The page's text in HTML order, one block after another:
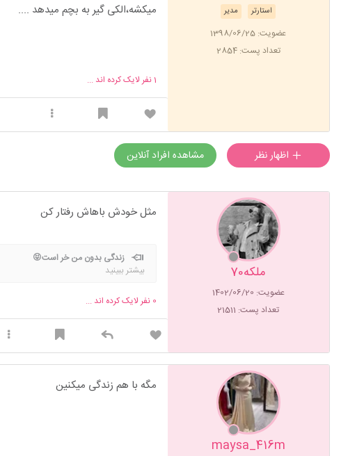
مدیر استارتر
عضویت: 1398/06/25
تعداد پست: 2854
میکشه،الکی گیر به بچم میدهد ....
1نفر لایک کرده اند ...
مشاهده افراد آنلاین
ملکه70
عضویت: 1402/06/20
تعداد پست: 21511
مثل خودش باهاش رفتار کن
زندگی بدون من خر است😝
بیشتر ببینید
0 نفر لایک کرده اند ...
maysa_416m
مگه با هم زندگی میکنین